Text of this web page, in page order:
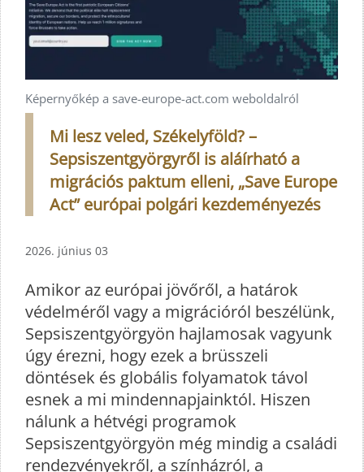
Képernyőkép a save-europe-act.com weboldalról
Mi lesz veled, Székelyföld? –
Sepsiszentgyörgyről is aláírható a
migrációs paktum elleni, „Save Europe
Act” európai polgári kezdeményezés
2026. június 03
Amikor az európai jövőről, a határok
védelméről vagy a migrációról beszélünk,
Sepsiszentgyörgyön hajlamosak vagyunk
úgy érezni, hogy ezek a brüsszeli
döntések és globális folyamatok távol
esnek a mi mindennapjainktól. Hiszen
nálunk a hétvégi programok
Sepsiszentgyörgyön még mindig a családi
rendezvényekről, a színházról, a